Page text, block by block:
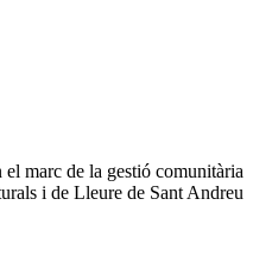
el marc de la gestió comunitària
i de Lleure de Sant Andreu